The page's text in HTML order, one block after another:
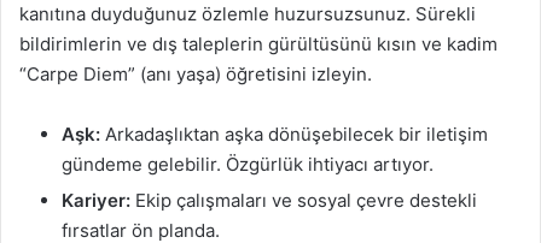
kanıtına duyduğunuz özlemle huzursuzsunuz. Sürekli
bildirimlerin ve dış taleplerin gürültüsünü kısın ve kadim
“Carpe Diem” (anı yaşa) öğretisini izleyin.
Aşk: Arkadaşlıktan aşka dönüşebilecek bir iletişim
gündeme gelebilir. Özgürlük ihtiyacı artıyor.
Kariyer: Ekip çalışmaları ve sosyal çevre destekli
fırsatlar ön planda.